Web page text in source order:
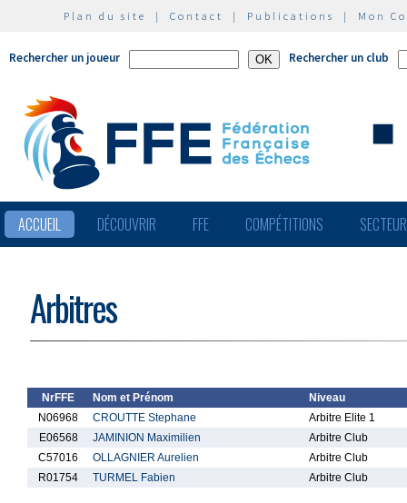
Plan du site | Contact | Publications | Mon
Rechercher un joueur Rechercher un club
ACCUEIL DÉCOUVRIR FFE COMPÉTITIONS
Arbitres
NrFFE Nom et Prénom
Niveau
N06968
CROUTTE Stephane
Arbitre Elite 1
E06568
JAMINION Maximilien
Arbitre Club
C57016
OLLAGNIER Aurelien
Arbitre Club
R01754
TURMEL Fabien Arbitre Club